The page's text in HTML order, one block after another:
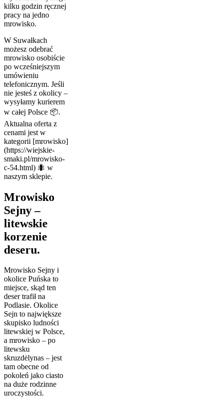
kilku godzin ręcznej
pracy na jedno
mrowisko.
W Suwałkach
możesz odebrać
mrowisko osobiście
po wcześniejszym
umówieniu
telefonicznym. Jeśli
nie jesteś z okolicy –
wysyłamy kurierem
w całej Polsce 📦.
Aktualna oferta z
cenami jest w
kategorii [mrowisko]
(https://wiejskie-
smaki.pl/mrowisko-
c-54.html) 🐜 w
naszym sklepie.
Mrowisko
Sejny –
litewskie
korzenie
deseru.
Mrowisko Sejny i
okolice Puńska to
miejsce, skąd ten
deser trafił na
Podlasie. Okolice
Sejn to największe
skupisko ludności
litewskiej w Polsce,
a mrowisko – po
litewsku
skruzdėlynas – jest
tam obecne od
pokoleń jako ciasto
na duże rodzinne
uroczystości.